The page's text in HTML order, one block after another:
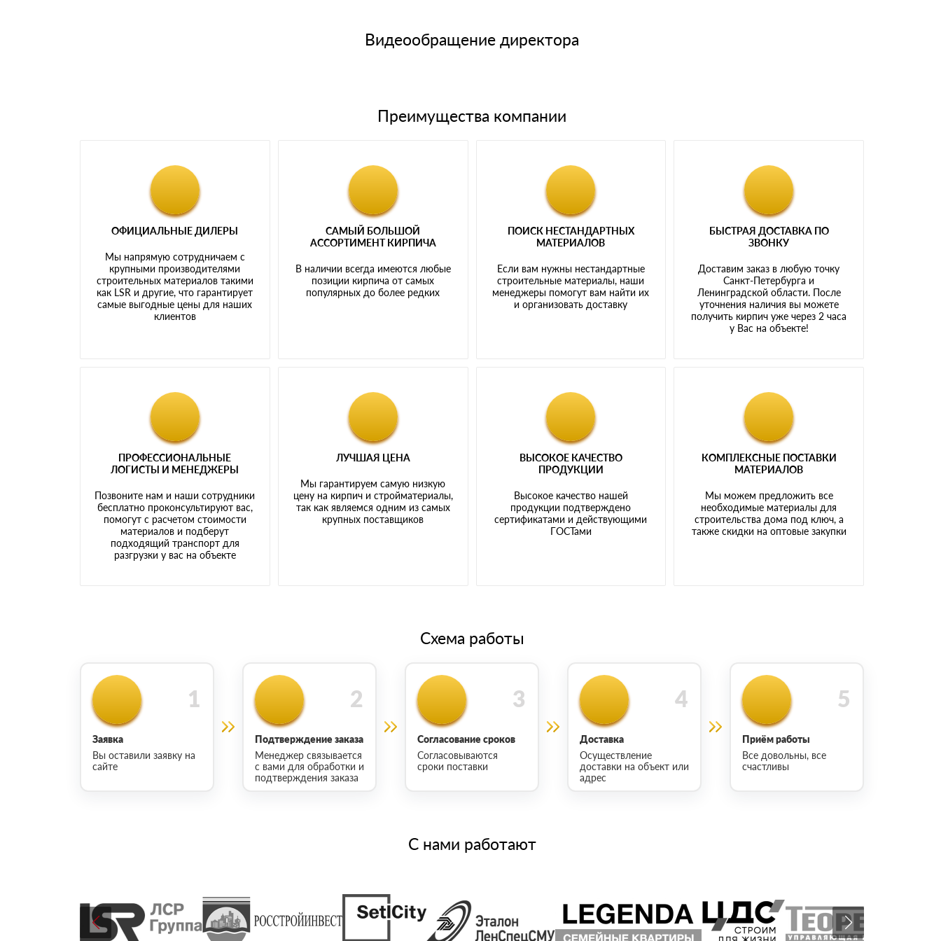
Мы принимаем платежи с сайта по следующим банковским картамВидеообращение директора
Преимущества компании
ОФИЦИАЛЬНЫЕ ДИЛЕРЫ
Мы напрямую сотрудничаем с
крупными производителями
строительных материалов такими
как LSR и другие, что гарантирует
самые выгодные цены для наших
клиентов
САМЫЙ БОЛЬШОЙ
АССОРТИМЕНТ КИРПИЧА
В наличии всегда имеются любые
позиции кирпича от самых
популярных до более редких
ПОИСК НЕСТАНДАРТНЫХ
МАТЕРИАЛОВ
Если вам нужны нестандартные
строительные материалы, наши
менеджеры помогут вам найти их
и организовать доставку
БЫСТРАЯ ДОСТАВКА ПО
ЗВОНКУ
Доставим заказ в любую точку
Санкт-Петербурга и
Ленинградской области. После
уточнения наличия вы можете
получить кирпич уже через 2 часа
у Вас на объекте!
ПРОФЕССИОНАЛЬНЫЕ
ЛОГИСТЫ И МЕНЕДЖЕРЫ
Позвоните нам и наши сотрудники
бесплатно проконсультируют вас,
помогут с расчетом стоимости
материалов и подберут
подходящий транспорт для
разгрузки у вас на объекте
ЛУЧШАЯ ЦЕНА
Мы гарантируем самую низкую
цену на кирпич и стройматериалы,
так как являемся одним из самых
крупных поставщиков
ВЫСОКОЕ КАЧЕСТВО
ПРОДУКЦИИ
Высокое качество нашей
продукции подтверждено
сертификатами и действующими
ГОСТами
КОМПЛЕКСНЫЕ ПОСТАВКИ
МАТЕРИАЛОВ
Мы можем предложить все
необходимые материалы для
строительства дома под ключ, а
также скидки на оптовые закупки
Схема работы
Заявка
Вы оставили заявку на
сайте
Подтверждение заказа
Менеджер связывается
с вами для обработки и
подтверждения заказа
Согласование сроков
Согласовываются
сроки поставки
Доставка
Осуществление
доставки на объект или
адрес
Приём работы
Все довольны, все
счастливы
С нами работают